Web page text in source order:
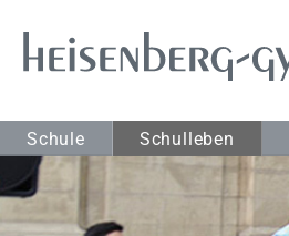
Schule Schulleben